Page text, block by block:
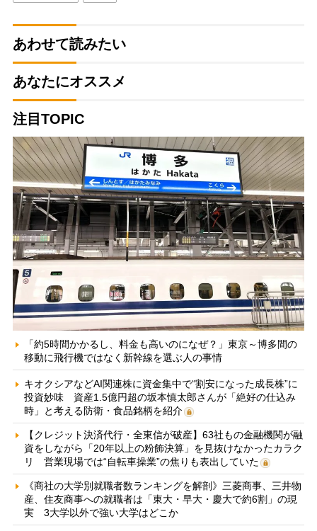
あわせて読みたい
あなたにオススメ
注目TOPIC
「約5時間かかるし、料金も高いのになぜ？」東京～博多間の
移動に飛行機ではなく新幹線を選ぶ人の事情
キオクシアなどAI関連株に資金集中で“割安になった成長株”に
投資妙味 資産1.5億円超の坂本慎太郎さんが「絶好の仕込み
時」と考える防衛・食品銘柄を紹介
【クレジット決済代行・全東信が破産】63社もの金融機関が融
資をしながら「20年以上の粉飾決算」を見抜けなかったカラク
リ 営業現場では“自転車操業”の焦りも表出していた
《商社の大学別就職者数ランキングを解剖》三菱商事、三井物
産、住友商事への就職者は「東大・早大・慶大で約6割」の現
実 3大学以外で強い大学はどこか